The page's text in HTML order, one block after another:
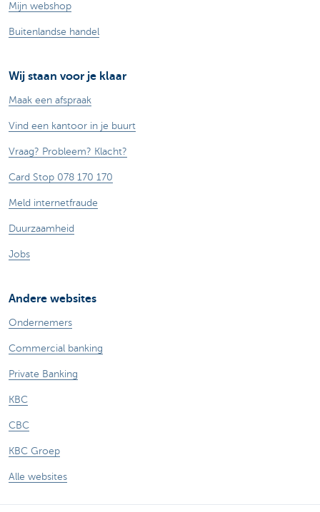
Mijn webshop
Buitenlandse handel
Wij staan voor je klaar
Maak een afspraak
Vind een kantoor in je buurt
Vraag? Probleem? Klacht?
Card Stop 078 170 170
Meld internetfraude
Duurzaamheid
Jobs
Andere websites
Ondernemers
Commercial banking
Private Banking
KBC
CBC
KBC Groep
Alle websites